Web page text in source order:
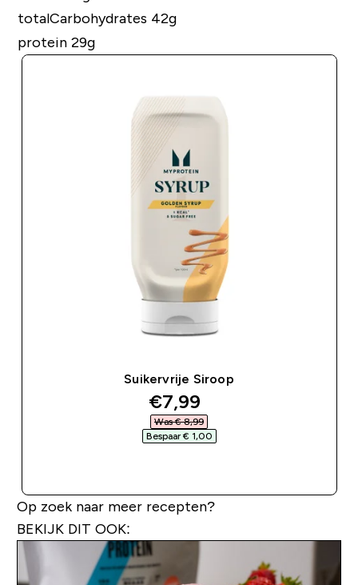
totalCarbohydrates 42g
protein 29g
Suikervrije Siroop
discounted price
€7,99‎
Was € 8,99‎
Bespaar € 1,00‎
Op zoek naar meer recepten?
BEKIJK DIT OOK: